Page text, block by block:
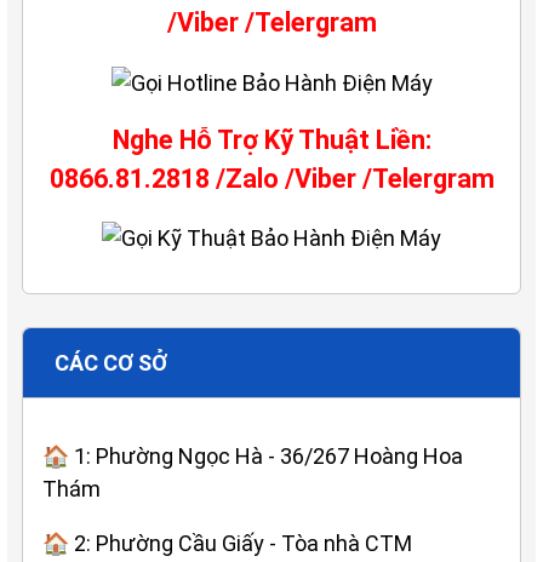
/Viber /Telergram
Nghe Hỗ Trợ Kỹ Thuật Liền:
0866.81.2818 /Zalo /Viber /Telergram
CÁC CƠ SỞ
🏠 1: Phường Ngọc Hà - 36/267 Hoàng Hoa
Thám
🏠 2: Phường Cầu Giấy - Tòa nhà CTM